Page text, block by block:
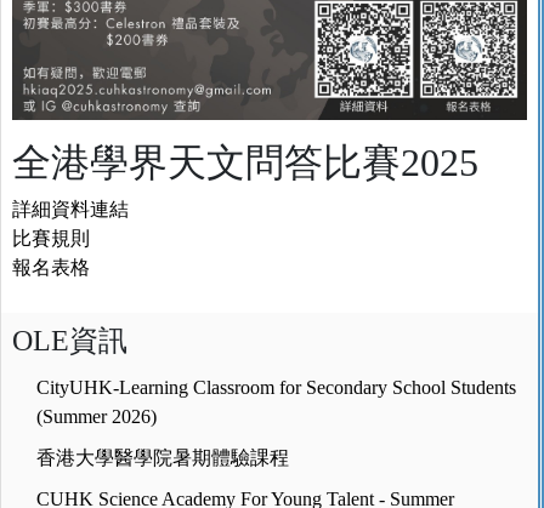
全港學界天文問答比賽2025
詳細資料連結
比賽規則
報名表格
OLE資訊
CityUHK-Learning Classroom for Secondary School Students
(Summer 2026)
香港大學醫學院暑期體驗課程
CUHK Science Academy For Young Talent - Summer